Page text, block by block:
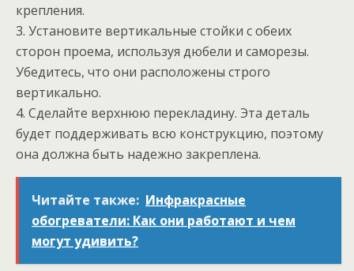
крепления.
3. Установите вертикальные стойки с обеих
сторон проема, используя дюбели и саморезы.
Убедитесь, что они расположены строго
вертикально.
4. Сделайте верхнюю перекладину. Эта деталь
будет поддерживать всю конструкцию, поэтому
она должна быть надежно закреплена.
Читайте также: Инфракрасные
обогреватели: Как они работают и чем
могут удивить?